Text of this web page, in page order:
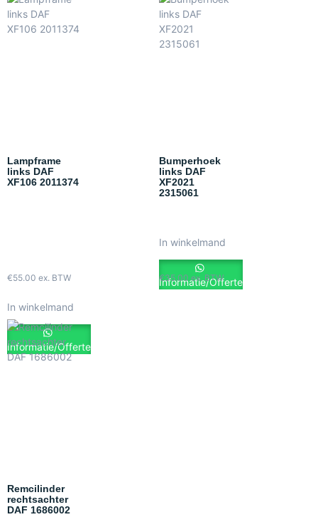
Lampframe
links DAF
XF106 2011374
€55.00 ex. BTW
In winkelmand
Informatie/Offerte
Bumperhoek
links DAF
XF2021
2315061
€35.00 ex. BTW
In winkelmand
Informatie/Offerte
Remcilinder
rechtsachter
DAF 1686002